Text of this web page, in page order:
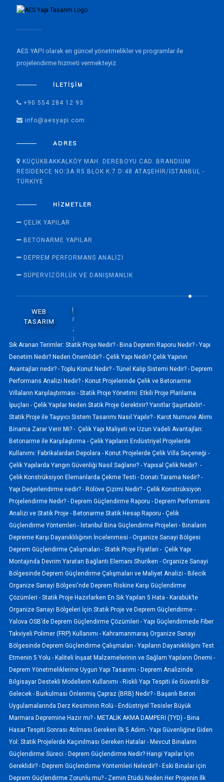
AES YAPI olarak en güncel yönetmelikler ve programlar ile
projelendirme hizmeti vermekteyiz.
İLETIŞIM
+90 554 284 12 93
info@aesyapi.com
ADRES
KÜÇÜKBAKKALKÖY MAH. DEREBOYU CAD. BRANDIUM
RESIDENCE NO:3A R5 BLOK K:7 D:48 ATAŞEHIR/İSTANBUL -
TÜRKIYE
HIZMETLER
ÇELIK YAPILAR
BETONARME YAPILAR
DEPREM PERFORMANS ANALIZI
SÜPERVİZÖRLÜK VE DANIŞMANLIK
WEB
TASARIM
Sık Aranan Terimler: Statik Proje Nedir? - Bina Deprem Raporu Nedir? - Yapı
Denetim Nedir? Neden Önemlidir? - Çelik Yapı Nedir? Çelik Yapının
Avantajları nedir? - Toplu Konut Nedir? - Tünel Kalıp Sistemi Nedir? - Deprem
Performans Analizi Nedir? - Konut Projelerinde Çelik ve Betonarme
Villaların Karşılaştırması - Statik Proje Yönetimi: Etkili Proje Planlama
İpuçları - Çelik Yapılar Neden Statik Proje Gerektirir? Yanıtlar Şaşırtabilir! -
Statik Proje ile Taşıyıcı Sistem Tasarımı Nasıl Yapılır? - Karot Numune Alımı
Binama Zarar Verir Mi? - Çelik Yapı Maliyeti ve Uzun Vadeli Avantajları:
Betonarme ile Karşılaştırma - Çelik Yapıların Endüstriyel Projelerde
Kullanımı: Fabrikalardan Depolara - Konut Projelerde Çelik Villa Seçeneği -
Çelik Yapılarda Yangın Güvenliği Nasıl Sağlanır? - Yapısal Çelik Nedir? -
Çelik Konstrüksiyon Elemanlarda Çekme Testi - Donatı Tarama Nedir? -
Yapı Değerlendirme nedir? - Rölöve Çizimi Nedir? - Çelik Konstrüksiyon
Projelendirme Nedir? - Deprem Güçlendirme Raporu - Deprem Performans
Analizi ve Statik Proje - Betonarme Statik Hesap Raporu - Çelik
Güçlendirme Yöntemleri - İstanbul Bina Güçlendirme Projeleri - Binaların
Depreme Karşı Dayanıklılığının İncelenmesi - Organize Sanayi Bölgesi
Deprem Güçlendirme Çalışmaları - Statik Proje Fiyatları - Çelik Yapı
Montajında Devrim Yaratan Bağlantı Elemanı Shuriken - Organize Sanayi
Bölgesinde Deprem Güçlendirme Çalışmaları ve Maliyet Analizi - Bilecik
Organize Sanayi Bölgesi'nde Deprem Riskine Karşı Güçlendirme
Çözümleri - Statik Proje Hazırlarken En Sık Yapılan 5 Hata - Karabük’te
Organize Sanayi Bölgeleri İçin Statik Proje ve Deprem Güçlendirme -
Yalova OSB’de Deprem Güçlendirme Çözümleri - Yapı Güçlendirmede Fiber
Takviyeli Polimer (FRP) Kullanımı - Kahramanmaraş Organize Sanayi
Bölgesinde Deprem Güçlendirme Çalışmaları - Yapıların Dayanıklılığını Test
Etmenin 5 Yolu - Kaliteli İnşaat Malzemelerinin ve Sağlam Yapıların Önemi -
Deprem Yönetmeliklerine Uygun Yapı Tasarımı - Deprem Analizinde
Bilgisayar Destekli Modellerin Kullanımı - Riskli Yapı Tespiti ile Güvenli Bir
Gelecek - Burkulması Önlenmiş Çapraz (BRB) Nedir? - Başarılı Beton
Uygulamalarında Derz Kesiminin Rolü - Endüstriyel Tesisler Büyük
Marmara Depremine Hazır mı? - METALİK AKMA DAMPERİ (TYD) - Bina
Hasar Tespiti Sonrası Atılması Gereken İlk 5 Adım - Yapı Güvenliğine Giden
Yol: Statik Projelerde Kaçınılması Gereken Hatalar - Mevcut Binaların
Güçlendirme Süreci - Deprem Güçlendirme Nedir? Hangi Yapılar İçin
Gereklidir? - Deprem Güçlendirme Yöntemleri Nelerdir? - Eski Binalar için
Deprem Güçlendirme Zorunlu mu? - Zemin Etüdü Neden Her Projenin İlk